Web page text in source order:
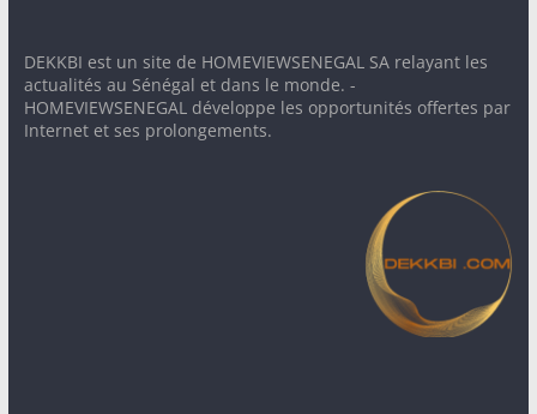
DEKKBI est un site de HOMEVIEWSENEGAL SA relayant les
actualités au Sénégal et dans le monde. -
HOMEVIEWSENEGAL développe les opportunités offertes par
Internet et ses prolongements.